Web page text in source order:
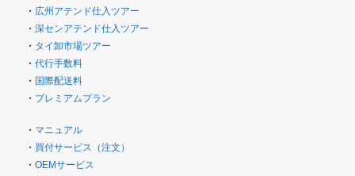
・ 広州アテンド仕入ツアー
・ 深センアテンド仕入ツアー
・ タイ卸市場ツアー
・ 代行手数料
・ 国際配送料
・ プレミアムプラン
・ マニュアル
・ 買付サービス（注文）
・ OEMサービス